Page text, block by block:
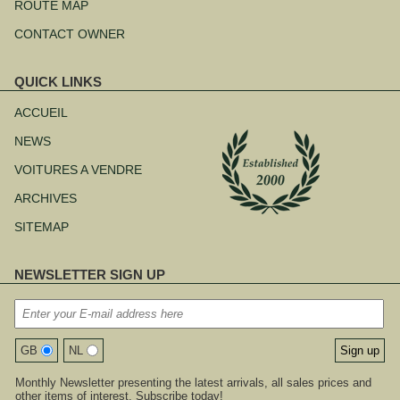
ROUTE MAP
CONTACT OWNER
QUICK LINKS
au
ACCUEIL
NEWS
VOITURES A VENDRE
ARCHIVES
SITEMAP
NEWSLETTER SIGN UP
GB NL
Monthly Newsletter presenting the latest arrivals, all sales prices and
other items of interest. Subscribe today!